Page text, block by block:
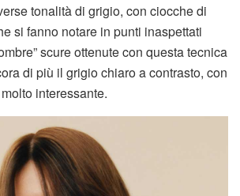
tonalità di grigio, con ciocche di
si fanno notare in punti inaspettati
scure ottenute con questa tecnica
di più il grigio chiaro a contrasto, con
interessante.